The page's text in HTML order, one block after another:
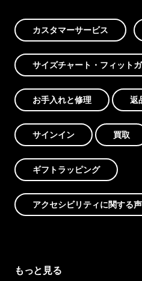
カスタマーサービス
サイズチャート・フィット
お手入れと修理 返
サインイン 買取
ギフトラッピング
アクセシビリティに関する
もっと見る